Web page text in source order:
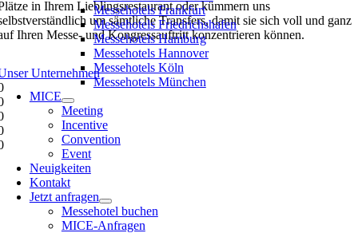
Messehotels Frankfurt
Messehotels Friedrichshafen
Messehotels Hamburg
Messehotels Hannover
Messehotels Köln
Messehotels München
MICE
Meeting
Incentive
Convention
Event
Neuigkeiten
Kontakt
Jetzt anfragen
Messehotel buchen
MICE-Anfragen
in Ihrem Lieblingsrestaurant oder kümmern uns
um sämtliche Transfers, damit sie sich voll und ganz
Ihren Messe- und Kongressauftritt konzentrieren können.
Unternehmen